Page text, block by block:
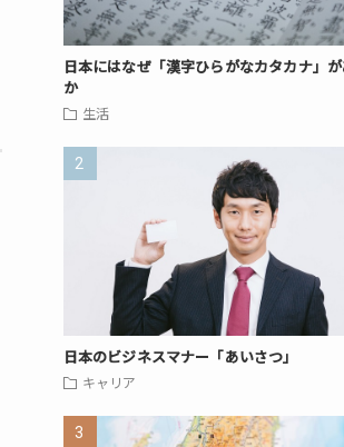
日本にはなぜ「漢字ひらがなカタカナ」
か
生活
日本のビジネスマナー「あいさつ」
キャリア